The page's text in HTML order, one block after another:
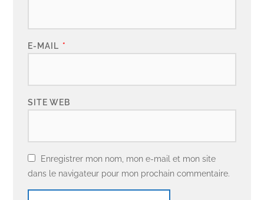
E-MAIL *
SITE WEB
Enregistrer mon nom, mon e-mail et mon site
dans le navigateur pour mon prochain commentaire.